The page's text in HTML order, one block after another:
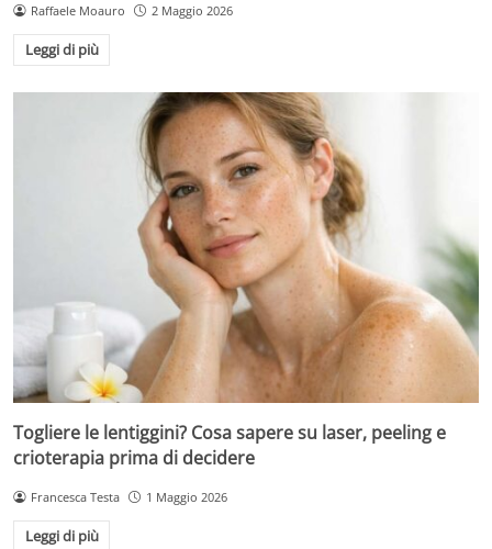
Raffaele Moauro 2 Maggio 2026
Leggi di più
Togliere le lentiggini? Cosa sapere su laser, peeling e
crioterapia prima di decidere
Francesca Testa 1 Maggio 2026
Leggi di più